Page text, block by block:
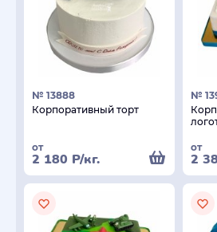
№ 13888
Корпоративный торт
от
2 180 Р/кг.
№
от
2